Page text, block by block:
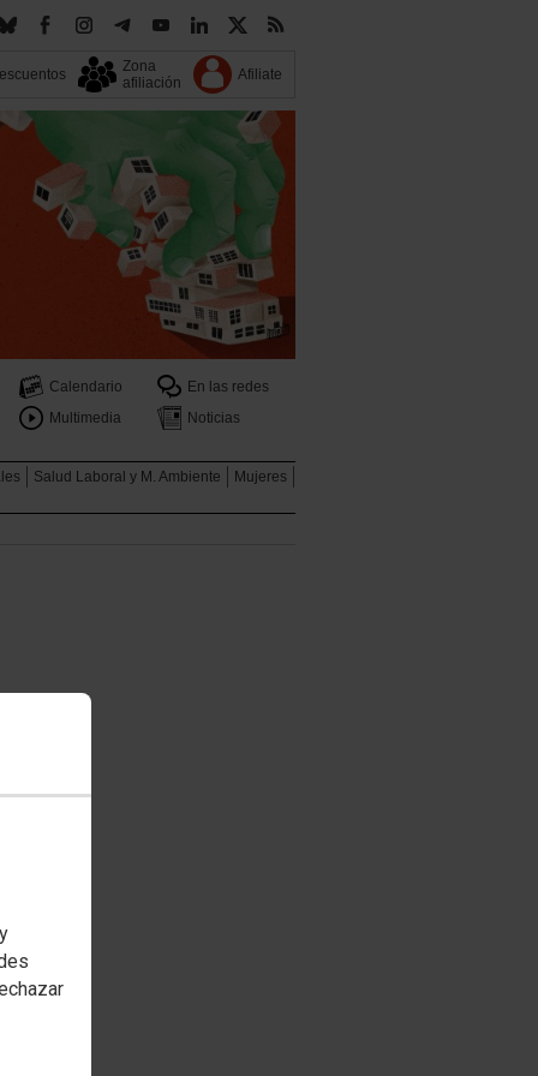
Zona
afiliación
Afiliate
Calendario
En las redes
Multimedia
Noticias
Salud Laboral y M. Ambiente Mujeres